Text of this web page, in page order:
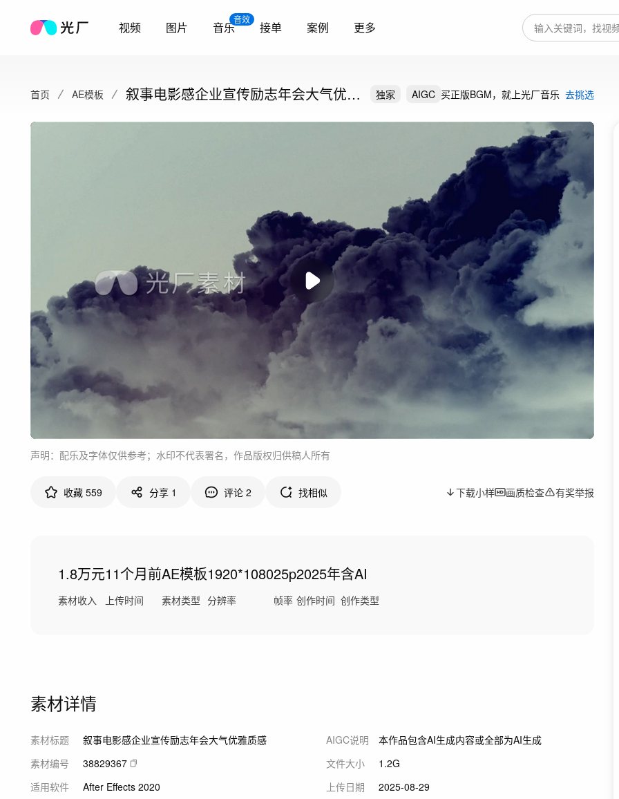
视频 图片
音效
音乐 接单 案例 更多
首页 AE模板
叙事电影感企业宣传励志年会大气优雅
独家 AIGC 买正版BGM，就上光厂音乐 去挑选
声明：配乐及字体仅供参考；水印不代表署名，作品版权归供稿人所有
收藏 559 分享 1 评论 2 找相似 下载小样 画质检查 有奖举报
1.8万元
素材收入
11个月前
上传时间
AE模板
素材类型
1920*1080
分辨率
25p
帧率
2025年
创作时间
含AI
创作类型
素材详情
素材标题
叙事电影感企业宣传励志年会大气优雅质感
素材编号
38829367
适用软件
After Effects 2020
AIGC说明
本作品包含AI生成内容或全部为AI生成
文件大小
1.2G
上传日期
2025-08-29